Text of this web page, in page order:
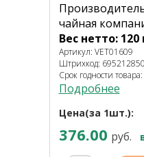
чайная
Вес нетто: 120
Артикул: VET01609
Штрихкод:
Срок годности
Подробнее
Цена(за 1шт.):
376.00 руб.